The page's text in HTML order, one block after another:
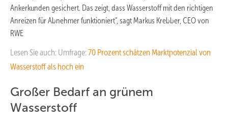
Ankerkunden gesichert. Das zeigt, dass Wasserstoff mit den richtigen
Anreizen für Abnehmer funktioniert“, sagt Markus Krebber, CEO von
RWE
Lesen Sie auch: Umfrage: 70 Prozent schätzen Marktpotenzial von
Wasserstoff als hoch ein
Großer Bedarf an grünem
Wasserstoff